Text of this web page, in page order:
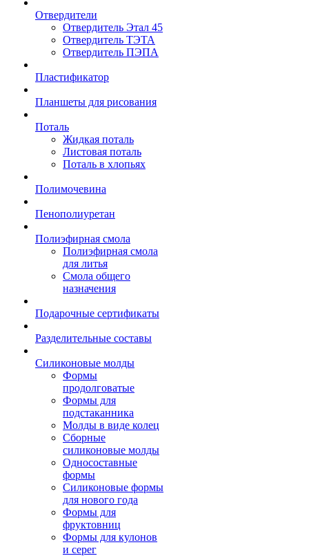
Отвердители
Отвердитель Этал 45
Отвердитель ТЭТА
Отвердитель ПЭПА
Пластификатор
Планшеты для рисования
Поталь
Жидкая поталь
Листовая поталь
Поталь в хлопьях
Полимочевина
Пенополиуретан
Полиэфирная смола
Полиэфирная смола
для литья
Смола общего
назначения
Подарочные сертификаты
Разделительные составы
Силиконовые молды
Формы
продолговатые
Формы для
подстаканника
Молды в виде колец
Сборные
силиконовые молды
Односоставные
формы
Силиконовые формы
для нового года
Формы для
фруктовниц
Формы для кулонов
и серег